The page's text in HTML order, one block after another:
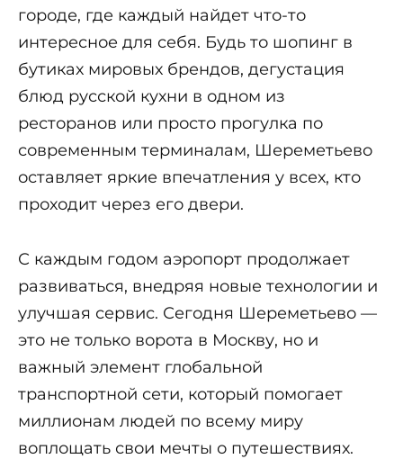
городе, где каждый найдет что-то
интересное для себя. Будь то шопинг в
бутиках мировых брендов, дегустация
блюд русской кухни в одном из
ресторанов или просто прогулка по
современным терминалам, Шереметьево
оставляет яркие впечатления у всех, кто
проходит через его двери.
С каждым годом аэропорт продолжает
развиваться, внедряя новые технологии и
улучшая сервис. Сегодня Шереметьево —
это не только ворота в Москву, но и
важный элемент глобальной
транспортной сети, который помогает
миллионам людей по всему миру
воплощать свои мечты о путешествиях.